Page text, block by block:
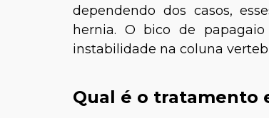
dependendo dos casos,
hernia. O bico de
instabilidade na coluna
Qual é o tratamento